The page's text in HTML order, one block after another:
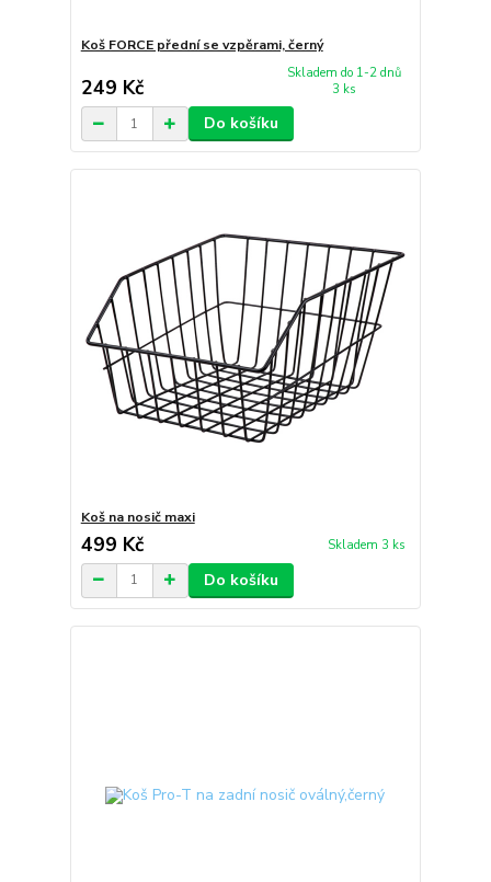
Koš FORCE přední se vzpěrami, černý
249 Kč
Skladem do 1-2 dnů
3 ks
Do košíku
Koš na nosič maxi
499 Kč Skladem 3 ks
Do košíku